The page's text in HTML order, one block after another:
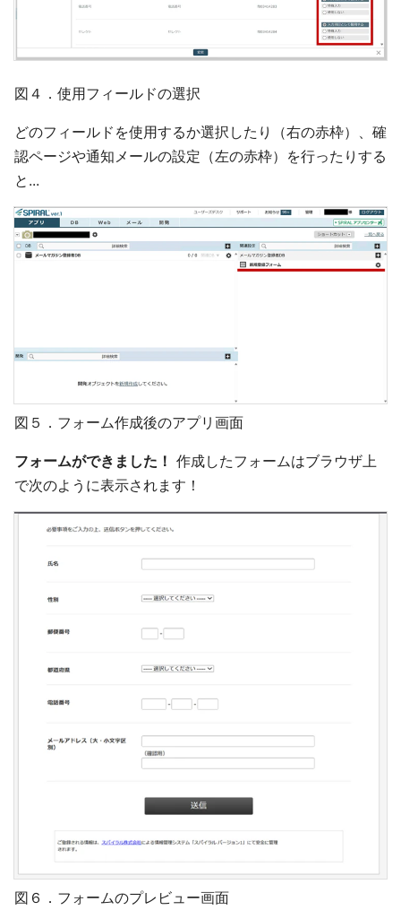
図４．使用フィールドの選択
どのフィールドを使用するか選択したり（右の赤枠）、確
認ページや通知メールの設定（左の赤枠）を行ったりする
と...
図５．フォーム作成後のアプリ画面
フォームができました！ 作成したフォームはブラウザ上
で次のように表示されます！
図６．フォームのプレビュー画面